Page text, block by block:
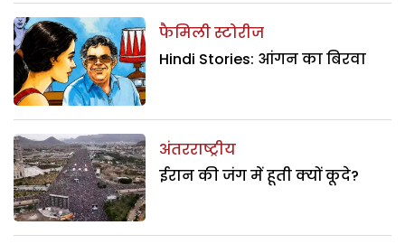
फैमिली स्टोरीज
Hindi Stories: आंगन का बिरवा
अंतरराष्ट्रीय
ईरान की जंग में हूती क्यों कूदे?